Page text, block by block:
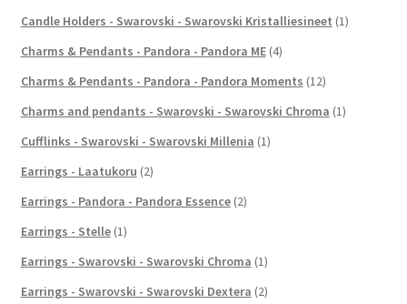
Candle Holders - Swarovski - Swarovski Kristalliesineet (1)
Charms & Pendants - Pandora - Pandora ME (4)
Charms & Pendants - Pandora - Pandora Moments (12)
Charms and pendants - Swarovski - Swarovski Chroma (1)
Cufflinks - Swarovski - Swarovski Millenia (1)
Earrings - Laatukoru (2)
Earrings - Pandora - Pandora Essence (2)
Earrings - Stelle (1)
Earrings - Swarovski - Swarovski Chroma (1)
Earrings - Swarovski - Swarovski Dextera (2)